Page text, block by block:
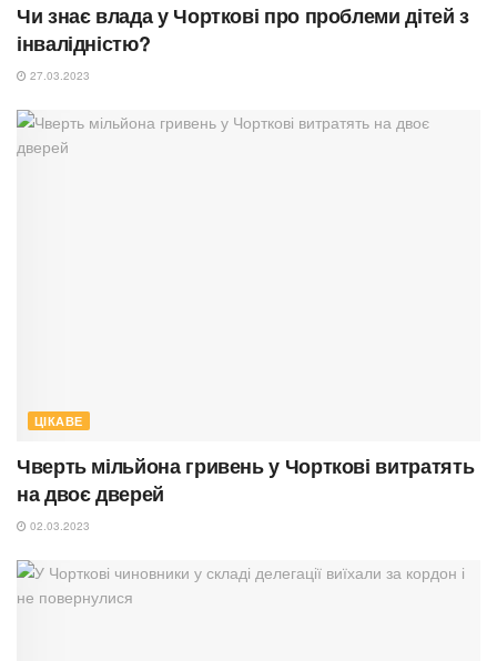
Чи знає влада у Чорткові про проблеми дітей з
інвалідністю?
27.03.2023
ЦІКАВЕ
Чверть мільйона гривень у Чорткові витратять
на двоє дверей
02.03.2023